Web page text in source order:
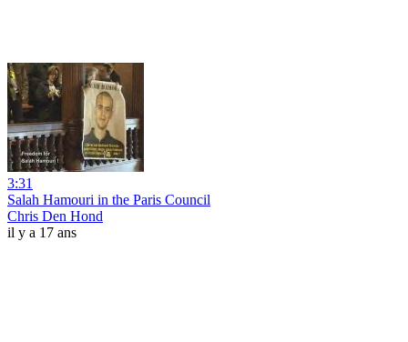
3:31
Salah Hamouri in the Paris Council
Chris Den Hond
il y a 17 ans